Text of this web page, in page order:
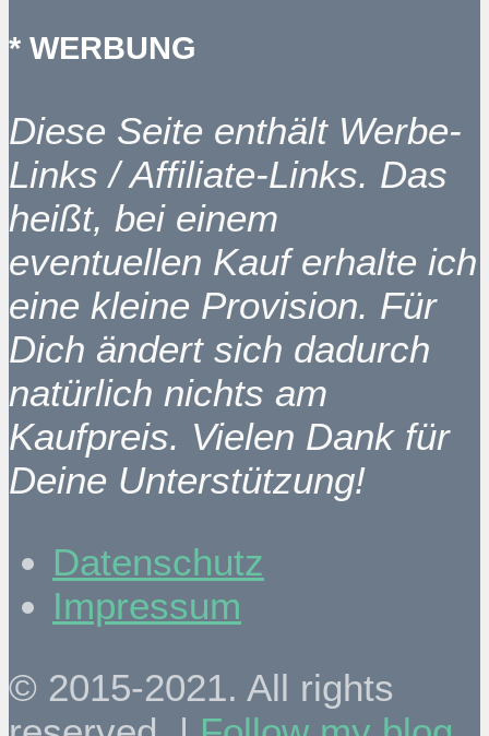
* WERBUNG
Diese Seite enthält Werbe-
Links / Affiliate-Links. Das
heißt, bei einem
eventuellen Kauf erhalte ich
eine kleine Provision. Für
Dich ändert sich dadurch
natürlich nichts am
Kaufpreis. Vielen Dank für
Deine Unterstützung!
Datenschutz
Impressum
© 2015-2021. All rights